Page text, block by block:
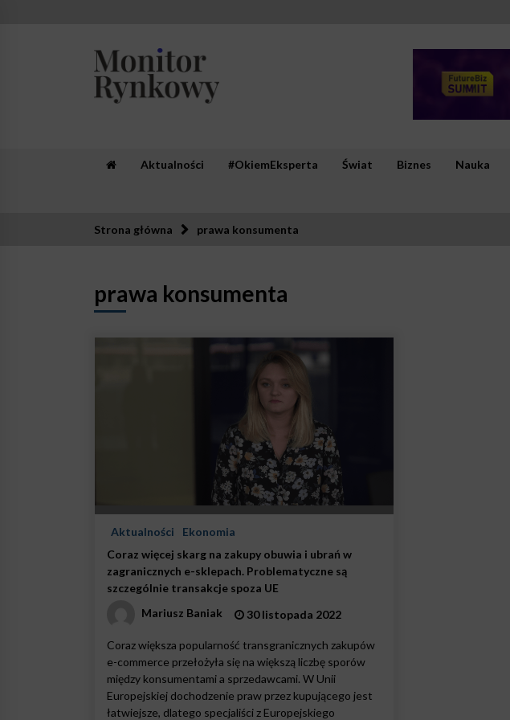
Aktualności #OkiemEksperta Świat Biznes Nauka
Strona główna prawa konsumenta
prawa konsumenta
Aktualności
Ekonomia
Coraz więcej skarg na zakupy obuwia i ubrań w
zagranicznych e-sklepach. Problematyczne są
szczególnie transakcje spoza UE
Mariusz Baniak
30 listopada 2022
Coraz większa popularność transgranicznych zakupów
e-commerce przełożyła się na większą liczbę sporów
między konsumentami a sprzedawcami. W Unii
Europejskiej dochodzenie praw przez kupującego jest
łatwiejsze, dlatego specjaliści z Europejskiego